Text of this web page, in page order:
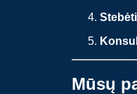
Mūsų